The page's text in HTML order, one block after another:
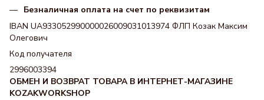
Безналичная оплата на счет по реквизитам
IBAN UA933052990000026009031013974 ФЛП Козак Максим
Олегович
Код получателя
2996003394
ОБМЕН И ВОЗВРАТ ТОВАРА В ИНТЕРНЕТ-МАГАЗИНЕ
KOZAKWORKSHOP